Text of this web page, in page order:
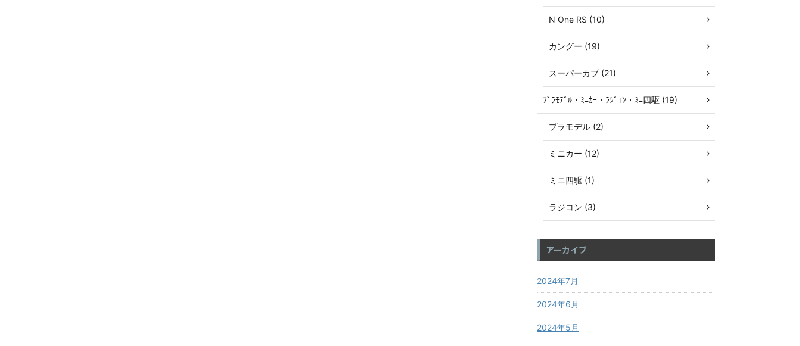
N One RS (10)
カングー (19)
スーパーカブ (21)
ﾌﾟﾗﾓﾃﾞﾙ・ﾐﾆｶｰ・ﾗｼﾞｺﾝ・ﾐﾆ四駆 (19)
プラモデル (2)
ミニカー (12)
ミニ四駆 (1)
ラジコン (3)
アーカイブ
2024年7月
2024年6月
2024年5月